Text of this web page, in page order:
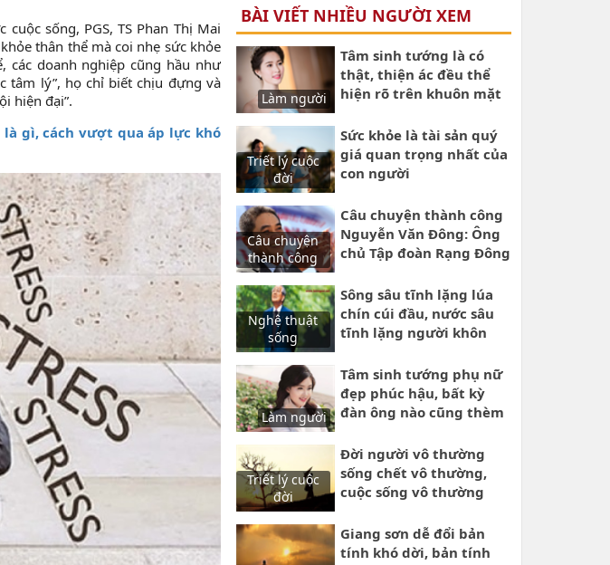
sống, PGS, TS Phan Thị Mai
thân thể mà coi nhẹ sức khỏe
các doanh nghiệp cũng hầu như
tâm lý”, họ chỉ biết chịu đựng và
hiện đại”.
là gì, cách vượt qua áp lực khó
hiện đại, phụ nữ càng mạnh mẽ. Nhưng bất
kể điều gì cũng có hai mặt đó là phụ nữ
mạnh mẽ, và phụ nữ mạnh mẽ trong tình
yêu, người phụ nữ mạnh mẽ nào cũng
đáng thương, càng như vậy càng đáng
thương.
BÀI VIẾT NHIỀU NGƯỜI XEM
Làm người
Tâm sinh tướng là có
thật, thiện ác đều thể
hiện rõ trên khuôn mặt
Triết lý cuộc
đời
Sức khỏe là tài sản quý
giá quan trọng nhất của
con người
Câu chuyện
thành công
Câu chuyện thành công
Nguyễn Văn Đông: Ông
chủ Tập đoàn Rạng Đông
nhiều nơi để lập nghiệp
lớn
Nghệ thuật
sống
Sông sâu tĩnh lặng lúa
chín cúi đầu, nước sâu
tĩnh lặng người khôn
Làm người
Tâm sinh tướng phụ nữ
đẹp phúc hậu, bất kỳ
đàn ông nào cũng thèm
Triết lý cuộc
đời
Đời người vô thường
sống chết vô thường,
cuộc sống vô thường
mai
Giang sơn dễ đổi bản
tính khó dời, bản tính